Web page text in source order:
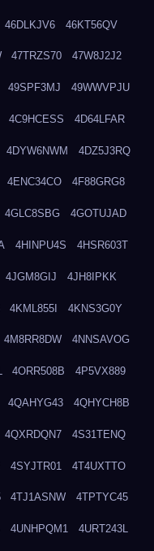
46DLKJV6 46KT56QV
47TRZS70 47W8J2J2
49SPF3MJ 49WWVPJU
4C9HCESS 4D64LFAR
4DYW6NWM 4DZ5J3RQ
4ENC34CO 4F88GRG8
4GLC8SBG 4GOTUJAD
4HINPU4S 4HSR603T
4JGM8GIJ 4JH8IPKK
4KML855I 4KNS3G0Y
4M8RR8DW 4NNSAVOG
4ORR508B 4P5VX889
4QAHYG43 4QHYCH8B
4QXRDQN7 4S31TENQ
4SYJTR01 4T4UXTTO
4TJ1ASNW 4TPTYC45
4UNHPQM1 4URT243L